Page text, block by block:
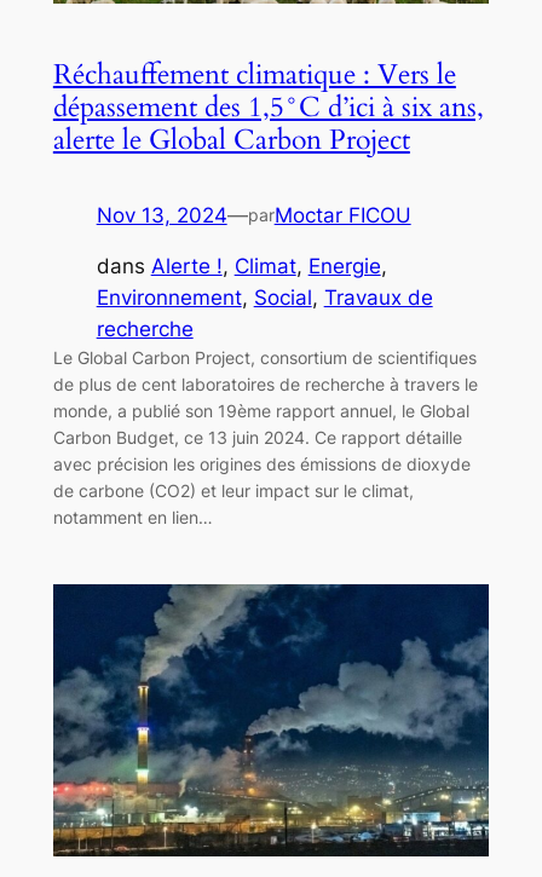
Réchauffement climatique : Vers le
dépassement des 1,5°C d’ici à six ans,
alerte le Global Carbon Project
Nov 13, 2024—parMoctar FICOU
dans Alerte !, Climat, Energie
Environnement, Social, Travaux de
recherche
Le Global Carbon Project, consortium de scientifiques
de plus de cent laboratoires de recherche à travers le
monde, a publié son 19ème rapport annuel, le Global
Carbon Budget, ce 13 juin 2024. Ce rapport détaille
avec précision les origines des émissions de dioxyde
de carbone (CO2) et leur impact sur le climat,
notamment en lien…